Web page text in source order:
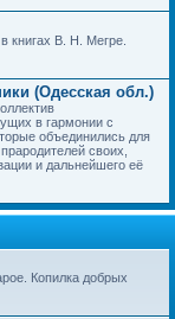
книгах В. Н. Мегре.
(Одесская обл.)
в гармонии с
объединились для
своих,
и дальнейшего её
Копилка добрых